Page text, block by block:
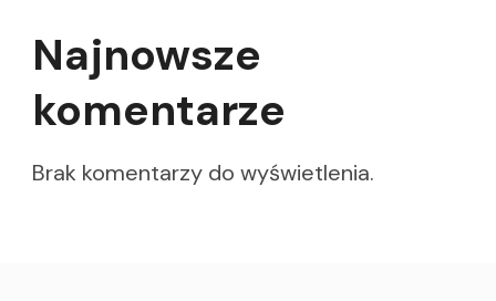
Najnowsze
komentarze
Brak komentarzy do wyświetlenia.